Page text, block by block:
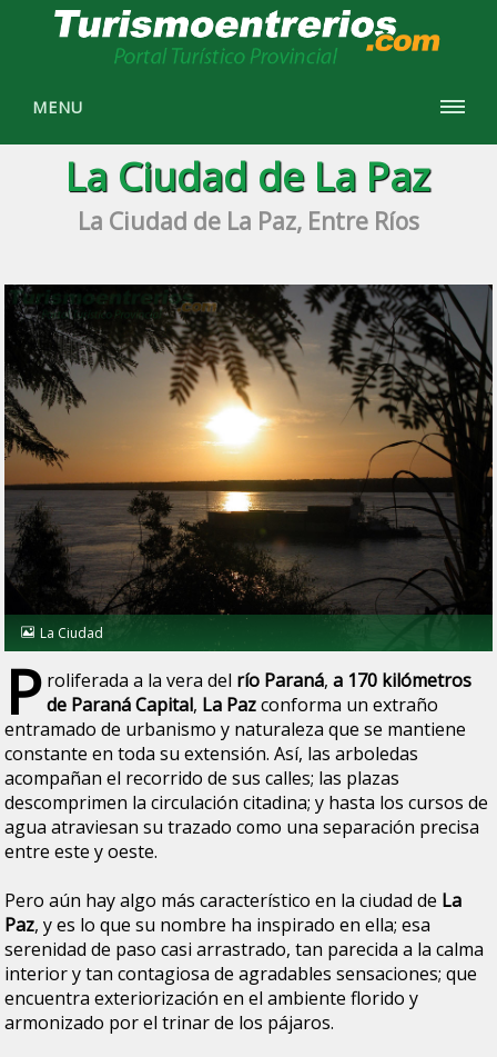
MENU
La Ciudad de La Paz
La Ciudad de La Paz, Entre Ríos
La Ciudad
P roliferada a la vera del río Paraná,a 170 kilómetros
de Paraná Capital, La Pazconforma un extraño
entramado de urbanismo y naturaleza que se mantiene
constante en toda su extensión. Así, las arboledas
acompañan el recorrido de sus calles; las plazas
descomprimen la circulación citadina; y hasta los cursos de
agua atraviesan su trazado como una separación precisa
entre este y oeste.
Pero aún hay algo más característico en la ciudad de La
Paz, y es lo que su nombre ha inspirado en ella; esa
serenidad de paso casi arrastrado, tan parecida a la calma
interior y tan contagiosa de agradables sensaciones; que
encuentra exteriorización en el ambiente florido y
armonizado por el trinar de los pájaros.